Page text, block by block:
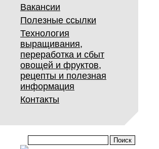
Вакансии
Полезные ссылки
Технология
выращивания,
переработка и сбыт
овощей и фруктов,
рецепты и полезная
информация
Контакты